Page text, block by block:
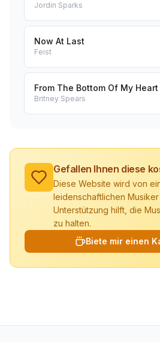
Jordin Sparks
Now At Last
Feist
From The Bottom Of My Heart
Britney Spears
Gefallen Ihnen diese
Diese Website wird von
leidenschaftlichen
Unterstützung hilft, die
zu halten.
Biete mir einen